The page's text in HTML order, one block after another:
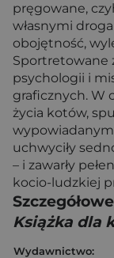
pręgowane,
własnymi
obojętność,
Sportretowane
psychologii i
graficznych. W
życia kotów,
uchwyciły
– i zawarły
kocio-ludzkiej
Książka dla
Wydawnictwo: